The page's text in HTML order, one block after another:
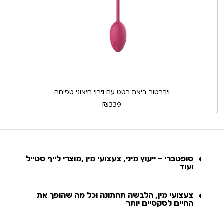
ויברטור ביצת רטט עם גירוי חיצוני טפיחה
₪339
סופטברי – ייעוץ מיני, צעצועי מין ,מוצרי לייף סטייל
ועוד
צעצועי מין, הלבשה תחתונה וכל מה שהופך את
החיים לסקסיים יותר